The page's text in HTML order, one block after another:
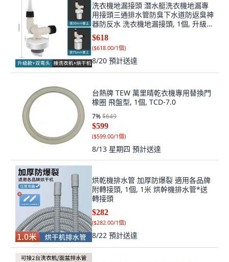
洗衣機地漏接頭 潛水艇洗衣機地漏專
用接頭三通排水管防臭下水道防返臭神
器防反水 洗衣機地漏接頭, 1個, 升級款
白 50 75管 洗衣機+
$618
($618.00/1個)
8/20 預計送達
台熱牌 TEW 萬里晴乾衣機專用替換門
橡圈 飛盤型, 1個, TCD-7.0
7%$649
$599
($599.00/1個)
8/13 星期四 預計送達
烘乾機排水管 加厚防爆裂 適用各品牌
附轉接頭, 1個, 1米 烘幹機排水管*送
轉接頭
$282
($282.00/1個)
8/22 預計送達